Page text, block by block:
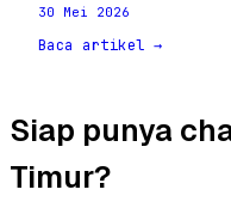
30 Mei 2026
Baca artikel →
Siap punya
Timur?